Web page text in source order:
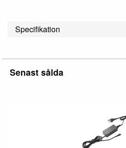
Specifikation
Senast sålda